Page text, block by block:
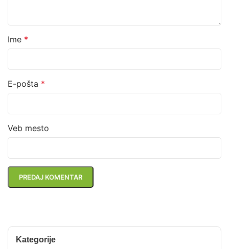
Kategorije
Ime *
E-pošta *
Veb mesto